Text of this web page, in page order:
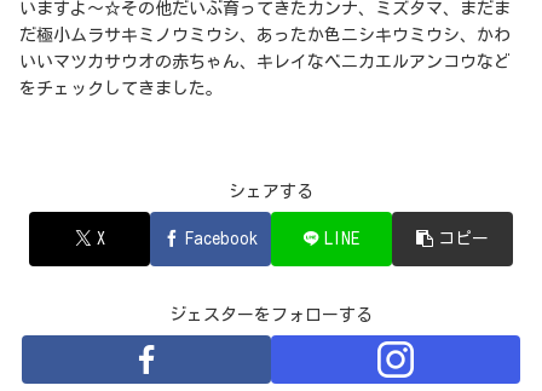
いますよ～☆その他だいぶ育ってきたカンナ、ミズタマ、まだま
だ極小ムラサキミノウミウシ、あったか色ニシキウミウシ、かわ
いいマツカサウオの赤ちゃん、キレイなベニカエルアンコウなど
をチェックしてきました。
シェアする
X Facebook LINE コピー
ジェスターをフォローする